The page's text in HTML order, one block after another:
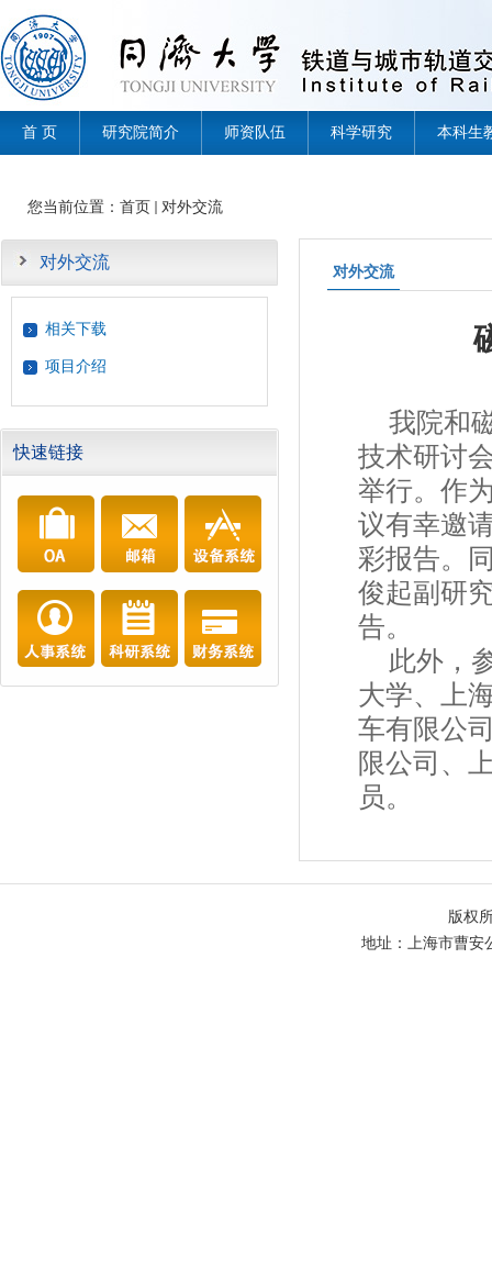
首 页 研究院简介 师资队伍 科学研究 本科生
您当前位置： 首页 对外交流
对外交流
相关下载
项目介绍
快速链接
对外交流
我院和
技术研讨
举行。作
议有幸邀
彩报告。
俊起副研
告。
此外，
大学、上
车有限公
限公司、
员。
版权
地址：上海市曹安